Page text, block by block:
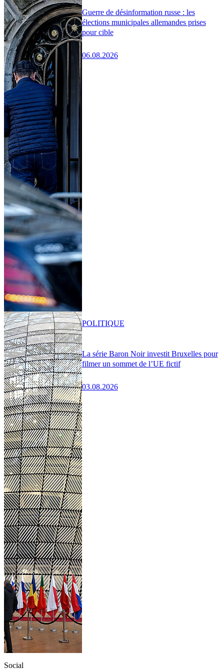
Guerre de désinformation russe : les
élections municipales allemandes prises
pour cible
06.08.2026
La série Baron Noir investit Bruxelles pour
filmer un sommet de l’UE fictif
03.08.2026
POLITIQUE
Social